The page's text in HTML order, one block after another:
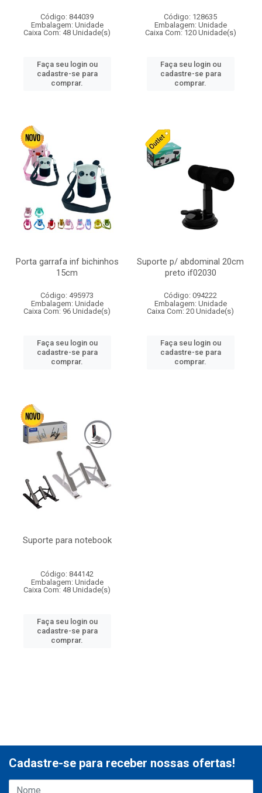
Código: 844039
Embalagem: Unidade
Caixa Com: 48 Unidade(s)
Faça seu login ou
cadastre-se para
comprar.
Código: 128635
Embalagem: Unidade
Caixa Com: 120 Unidade(s)
Faça seu login ou
cadastre-se para
comprar.
Porta garrafa inf bichinhos
15cm
Código: 495973
Embalagem: Unidade
Caixa Com: 96 Unidade(s)
Faça seu login ou
cadastre-se para
comprar.
Suporte p/ abdominal 20cm
preto if02030
Código: 094222
Embalagem: Unidade
Caixa Com: 20 Unidade(s)
Faça seu login ou
cadastre-se para
comprar.
Suporte para notebook
Código: 844142
Embalagem: Unidade
Caixa Com: 48 Unidade(s)
Faça seu login ou
cadastre-se para
comprar.
Cadastre-se para receber nossas ofertas!